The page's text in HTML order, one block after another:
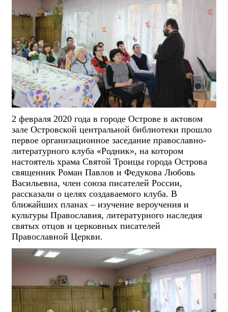
2 февраля 2020 года в городе Острове в актовом
зале Островской центральной библиотеки прошло
первое организационное заседание православно-
литературного клуба «Родник», на котором
настоятель храма Святой Троицы города Острова
священник Роман Павлов и Федукова Любовь
Васильевна, член союза писателей России,
рассказали о целях создаваемого клуба. В
ближайших планах – изучение вероучения и
культуры Православия, литературного наследия
святых отцов и церковных писателей
Православной Церкви.